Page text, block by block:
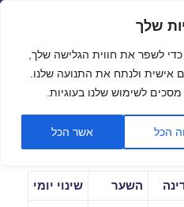
פתח
שלך
אנו משתמשים בקובצי Cookie כדי לשפר את חווית הגלישה שלך,
אישית ולנתח את התנועה שלנו.
לשימוש שלנו בעוגיות.
הכל אשר הכל
– שער יציג
תפריטים
ווידג'טים
לתאריך
השער שינוי יומי